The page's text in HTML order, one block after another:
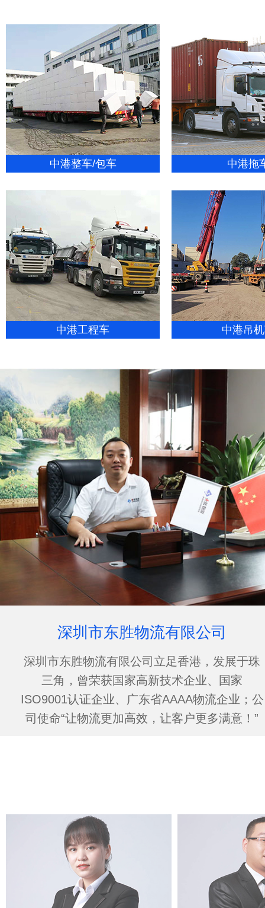
中港整车/包车 中港拖
中港工程车 中港吊
深圳市东胜物流有限公司
深圳市东胜物流有限公司立足香港，发展于珠
三角，曾荣获国家高新技术企业、国家
ISO9001认证企业、广东省AAAA物流企业；公
司使命“让物流更加高效，让客户更多满意！”